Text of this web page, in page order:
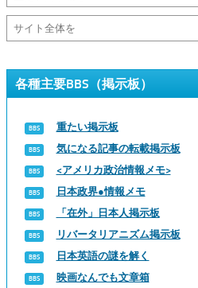
各種主要BBS（掲示板）
重たい掲示板
気になる記事の転載掲示板
<アメリカ政治情報メモ>
日本政界●情報メモ
「在外」日本人掲示板
リバータリアニズム掲示板
日本英語の謎を解く
映画なんでも文章箱